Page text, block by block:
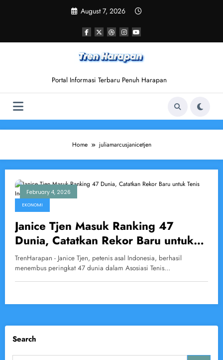
August 7, 2026
Portal Informasi Terbaru Penuh Harapan
Home juliamarcusjanicetjen
February 4, 2026
EKONOMI
Janice Tjen Masuk Ranking 47
Dunia, Catatkan Rekor Baru untuk
Tenis Indonesia
TrenHarapan - Janice Tjen, petenis asal Indonesia, berhasil
menembus peringkat 47 dunia dalam Asosiasi Tenis…
Search